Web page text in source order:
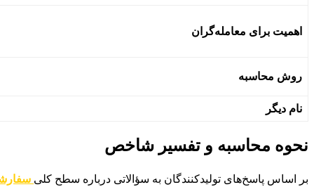
اهمیت برای معامله‌گران
روش محاسبه
نام دیگر
نحوه محاسبه و تفسیر شاخص
بر اساس پاسخ‌های تولیدکنندگان به سؤالاتی درباره سطح کلی